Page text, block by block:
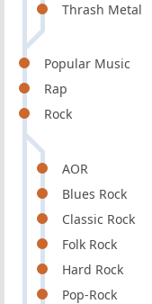
Thrash Metal
Popular Music
Rap
Rock
AOR
Blues Rock
Classic Rock
Folk Rock
Hard Rock
Pop-Rock